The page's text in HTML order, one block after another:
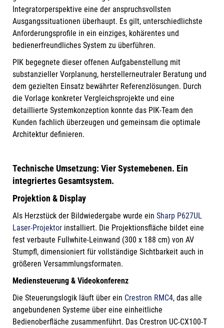
Integratorperspektive eine der anspruchsvollsten
Ausgangssituationen überhaupt. Es gilt, unterschiedlichste
Anforderungsprofile in ein einziges, kohärentes und
bedienerfreundliches System zu überführen.
PIK begegnete dieser offenen Aufgabenstellung mit
substanzieller Vorplanung, herstellerneutraler Beratung und
dem gezielten Einsatz bewährter Referenzlösungen. Durch
die Vorlage konkreter Vergleichsprojekte und eine
detaillierte Systemkonzeption konnte das PIK-Team den
Kunden fachlich überzeugen und gemeinsam die optimale
Architektur definieren.
Technische Umsetzung: Vier Systemebenen. Ein
integriertes Gesamtsystem.
Projektion & Display
Als Herzstück der Bildwiedergabe wurde ein Sharp P627UL
Laser-Projektor installiert. Die Projektionsfläche bildet eine
fest verbaute Fullwhite-Leinwand (300 x 188 cm) von AV
Stumpfl, dimensioniert für vollständige Sichtbarkeit auch in
größeren Versammlungsformaten.
Mediensteuerung & Videokonferenz
Die Steuerungslogik läuft über ein Crestron RMC4, das alle
angebundenen Systeme über eine einheitliche
Bedienoberfläche zusammenführt. Das Crestron UC-CX100-T